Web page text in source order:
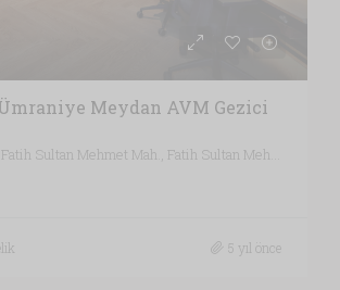
Meydan AVM Gezici
5 yıl önce